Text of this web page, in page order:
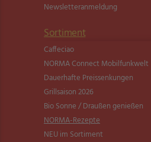
Newsletter­anmeldung
Sortiment
Caffeciao
NORMA Connect Mobilfunkwelt
Dauerhafte Preissenkungen
Grillsaison 2026
Bio Sonne / Draußen genießen
NORMA-Rezepte
NEU im Sortiment